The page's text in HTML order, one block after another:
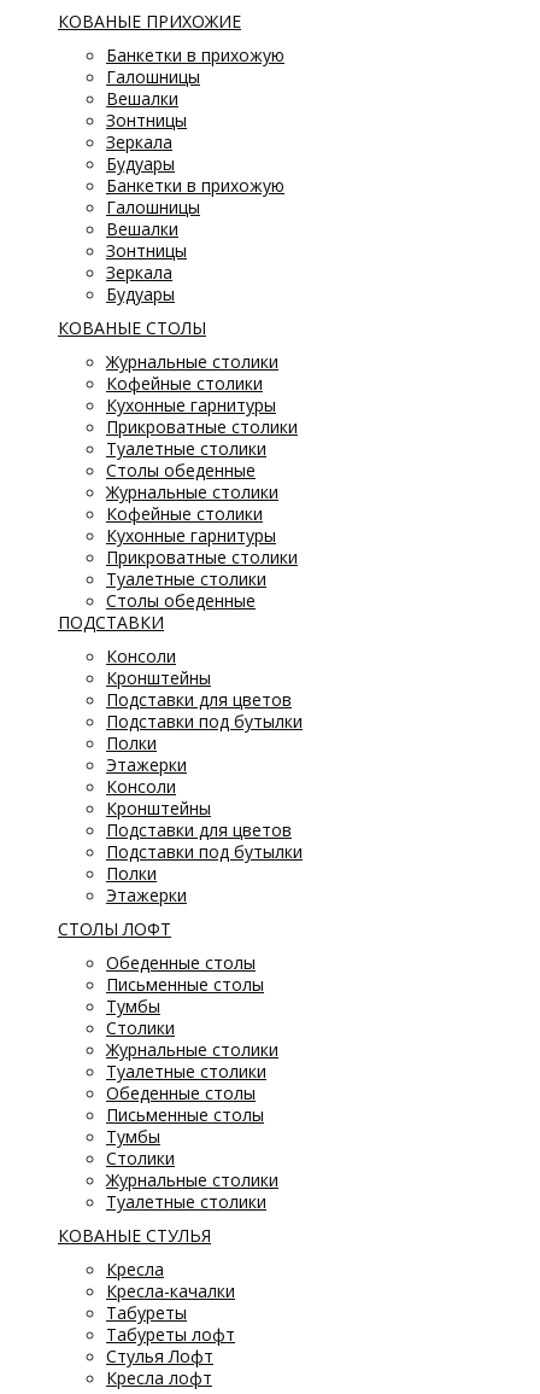
КОВАНЫЕ ПРИХОЖИЕ
Банкетки в прихожую
Галошницы
Вешалки
Зонтницы
Зеркала
Будуары
Банкетки в прихожую
Галошницы
Вешалки
Зонтницы
Зеркала
Будуары
КОВАНЫЕ СТОЛЫ
Журнальные столики
Кофейные столики
Кухонные гарнитуры
Прикроватные столики
Туалетные столики
Столы обеденные
Журнальные столики
Кофейные столики
Кухонные гарнитуры
Прикроватные столики
Туалетные столики
Столы обеденные
ПОДСТАВКИ
Консоли
Кронштейны
Подставки для цветов
Подставки под бутылки
Полки
Этажерки
Консоли
Кронштейны
Подставки для цветов
Подставки под бутылки
Полки
Этажерки
СТОЛЫ ЛОФТ
Обеденные столы
Письменные столы
Тумбы
Столики
Журнальные столики
Туалетные столики
Обеденные столы
Письменные столы
Тумбы
Столики
Журнальные столики
Туалетные столики
КОВАНЫЕ СТУЛЬЯ
Кресла
Кресла-качалки
Табуреты
Табуреты лофт
Стулья Лофт
Кресла лофт